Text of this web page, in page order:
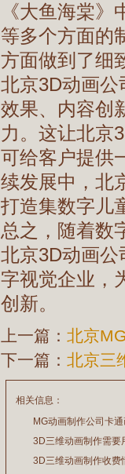
《大鱼海棠
等多个方面的
方面做到了细
北京3D动画
效果、内容创
力。这让北京
可给客户提供
续发展中，北
打造集数字儿
总之，随着数
北京3D动画
字视觉企业，
创新。
上一篇： 北京
下一篇： 北京三
相关信息：
MG动画制作公司卡
2026/07/21
3D三维动画制作需要
2026/03/19
3D三维动画制作收费